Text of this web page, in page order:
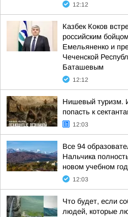
12:12
Казбек Коков
российским
Емельяненко и
Чеченской
Баташевым
12:12
Нишевый туризм.
попасть к
12:03
Все 94
Нальчика
новом учебном
12:03
Что будет, если
людей, которые